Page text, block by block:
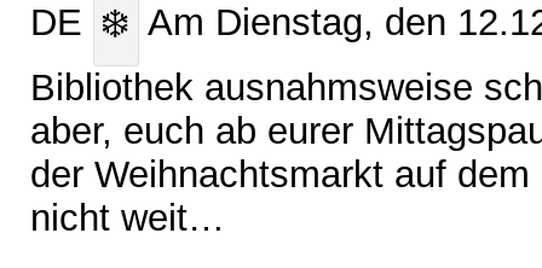
DE
Am Dienstag, den
Bibliothek ausnahmsweise
aber, euch ab eurer
der Weihnachtsmarkt auf
nicht weit…